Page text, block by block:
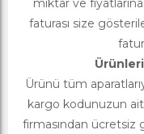
miktar ve
faturası size
Ürünü tüm
kargo kodunuzun
firmasından ücretsiz